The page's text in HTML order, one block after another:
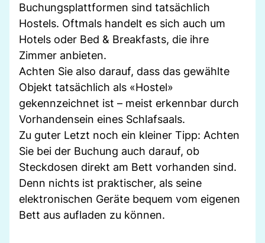
Buchungsplattformen sind tatsächlich
Hostels. Oftmals handelt es sich auch um
Hotels oder Bed & Breakfasts, die ihre
Zimmer anbieten.
Achten Sie also darauf, dass das gewählte
Objekt tatsächlich als «Hostel»
gekennzeichnet ist – meist erkennbar durch
Vorhandensein eines Schlafsaals.
Zu guter Letzt noch ein kleiner Tipp: Achten
Sie bei der Buchung auch darauf, ob
Steckdosen direkt am Bett vorhanden sind.
Denn nichts ist praktischer, als seine
elektronischen Geräte bequem vom eigenen
Bett aus aufladen zu können.